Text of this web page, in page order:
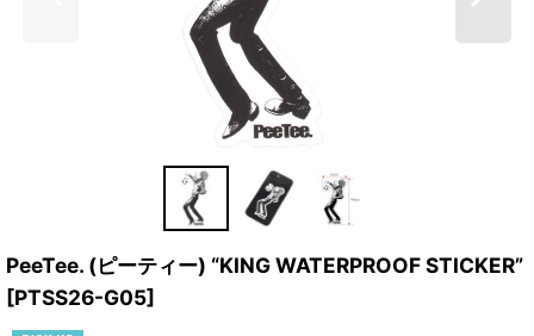
PeeTee. (ピーティー) “KING WATERPROOF STICKER”
[PTSS26-G05]